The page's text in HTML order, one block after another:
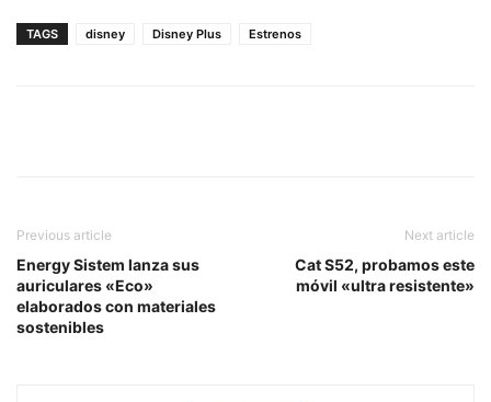
TAGS disney Disney Plus Estrenos
Previous article
Energy Sistem lanza sus
auriculares «Eco»
elaborados con materiales
sostenibles
Next article
Cat S52, probamos este
móvil «ultra resistente»